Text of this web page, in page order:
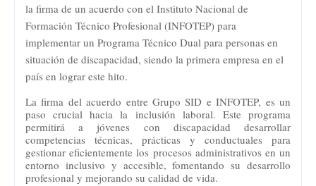
la firma de un acuerdo con el Instituto Nacional de
Formación Técnico Profesional (INFOTEP) para
implementar un Programa Técnico Dual para personas en
situación de discapacidad, siendo la primera empresa en el
país en lograr este hito.
La firma del acuerdo entre Grupo SID e INFOTEP, es un
paso crucial hacia la inclusión laboral. Este programa
permitirá a jóvenes con discapacidad desarrollar
competencias técnicas, prácticas y conductuales para
gestionar eficientemente los procesos administrativos en un
entorno inclusivo y accesible, fomentando su desarrollo
profesional y mejorando su calidad de vida.